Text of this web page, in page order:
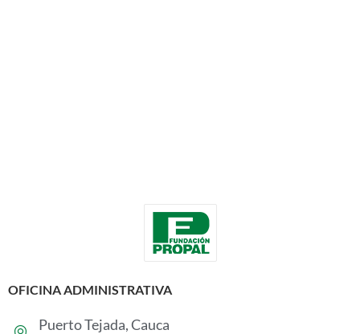
OFICINA ADMINISTRATIVA
Puerto Tejada, Cauca